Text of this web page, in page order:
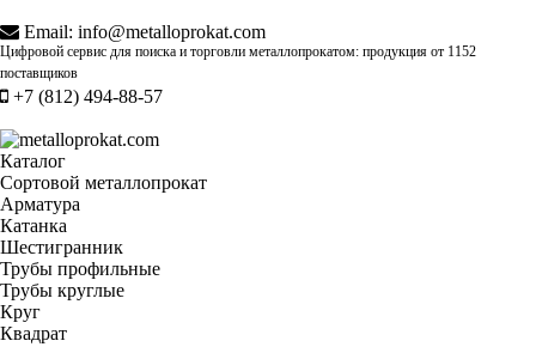
Email: info@metalloprokat.com
Цифровой сервис для поиска и торговли металлопрокатом: продукция от 1152
поставщиков
+7 (812) 494-88-57
Каталог
Сортовой металлопрокат
Арматура
Катанка
Шестигранник
Трубы профильные
Трубы круглые
Круг
Квадрат